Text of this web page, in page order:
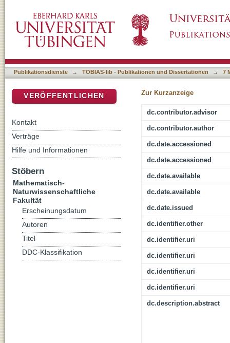
Phagozytose
Publikationsdienste → TOBIAS-lib - Publikationen und Dissertationen → 7
Zur Kurzanzeige
dc.contributor.advisor
dc.contributor.author
dc.date.accessioned
dc.date.accessioned
dc.date.available
dc.date.available
dc.date.issued
dc.identifier.other
dc.identifier.uri
dc.identifier.uri
dc.identifier.uri
dc.identifier.uri
dc.description.abstract
VERÖFFENTLICHEN
Kontakt
Verträge
Hilfe und Informationen
Stöbern
Mathematisch-
Naturwissenschaftliche
Fakultät
Erscheinungsdatum
Autoren
Titel
DDC-Klassifikation